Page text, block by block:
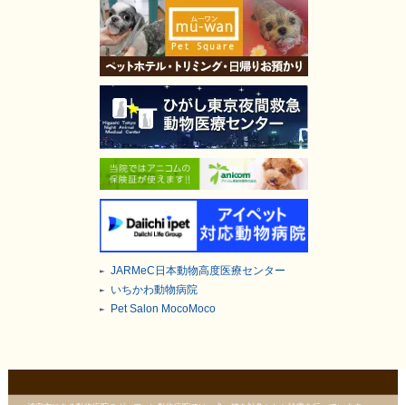
JARMeC日本動物高度医療センター
いちかわ動物病院
Pet Salon MocoMoco